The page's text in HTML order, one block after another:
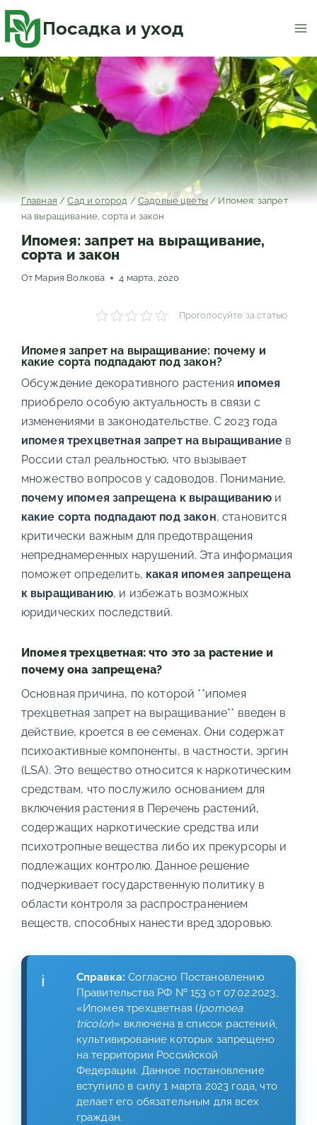
содержимомуПосадка и уход
Главная / Сад и огород / Садовые цветы / Ипомея: запрет
на выращивание, сорта и закон
Ипомея: запрет на выращивание,
сорта и закон
От Мария Волкова 4 марта, 2020
Проголосуйте за статью
Ипомея запрет на выращивание: почему и
какие сорта подпадают под закон?
Обсуждение декоративного растения ипомея
приобрело особую актуальность в связи с
изменениями в законодательстве. С 2023 года
ипомея трехцветная запрет на выращивание в
России стал реальностью, что вызывает
множество вопросов у садоводов. Понимание,
почему ипомея запрещена к выращиваниюи
какие сорта подпадают под закон, становится
критически важным для предотвращения
непреднамеренных нарушений. Эта информация
поможет определить, какая ипомея запрещена
к выращиванию, и избежать возможных
юридических последствий.
Ипомея трехцветная: что это за растение и
почему она запрещена?
Основная причина, по которой **ипомея
трехцветная запрет на выращивание** введен в
действие, кроется в ее семенах. Они содержат
психоактивные компоненты, в частности, эргин
(LSA). Это вещество относится к наркотическим
средствам, что послужило основанием для
включения растения в Перечень растений,
содержащих наркотические средства или
психотропные вещества либо их прекурсоры и
подлежащих контролю. Данное решение
подчеркивает государственную политику в
области контроля за распространением
веществ, способных нанести вред здоровью.
Справка: Согласно Постановлению
Правительства РФ № 153 от 07.02.2023,
«Ипомея трехцветная (Ipomoea
tricolor)» включена в список растений,
культивирование которых запрещено
на территории Российской
Федерации. Данное постановление
вступило в силу 1 марта 2023 года, что
делает его обязательным для всех
граждан.